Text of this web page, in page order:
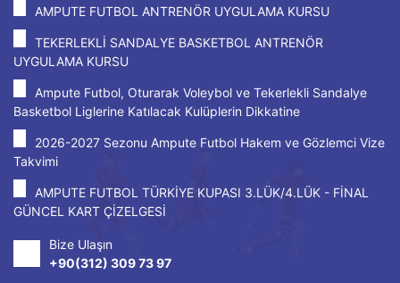
AMPUTE FUTBOL ANTRENÖR UYGULAMA KURSU
TEKERLEKLİ SANDALYE BASKETBOL ANTRENÖR
UYGULAMA KURSU
Ampute Futbol, Oturarak Voleybol ve Tekerlekli Sandalye
Basketbol Liglerine Katılacak Kulüplerin Dikkatine
2026-2027 Sezonu Ampute Futbol Hakem ve Gözlemci Vize
Takvimi
AMPUTE FUTBOL TÜRKİYE KUPASI 3.LÜK/4.LÜK - FİNAL
GÜNCEL KART ÇİZELGESİ
Bize Ulaşın
+90(312) 309 73 97